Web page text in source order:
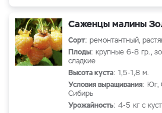
Саженцы малины
Сорт: ремонтантный,
Плоды: крупные 6-8 гр.,
сладкие
Высота куста: 1,5-1,8 м.
Условия выращивания: Юг,
Сибирь
Урожайность: 4-5 кг с